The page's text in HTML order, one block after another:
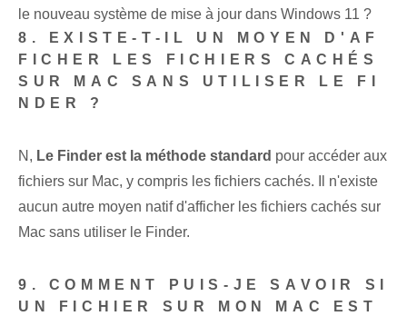
le nouveau système de mise à jour dans Windows 11 ?
8. EXISTE-T-IL UN MOYEN D'AF
FICHER LES FICHIERS CACHÉS
SUR MAC SANS UTILISER LE FI
NDER ?
N, Le Finder est la méthode standard pour accéder aux
fichiers sur Mac, y compris les fichiers cachés. Il n'existe
aucun autre moyen natif d'afficher les fichiers cachés sur
Mac sans utiliser le Finder.
9. COMMENT PUIS-JE SAVOIR SI
UN FICHIER SUR MON MAC EST